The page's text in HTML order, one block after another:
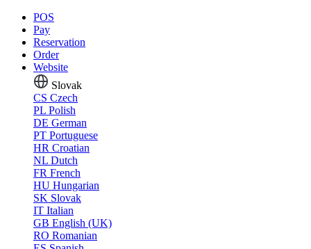
POS
Pay
Reservation
Order
Website
Slovak
CS Czech
PL Polish
DE German
PT Portuguese
HR Croatian
NL Dutch
FR French
HU Hungarian
SK Slovak
IT Italian
GB English (UK)
RO Romanian